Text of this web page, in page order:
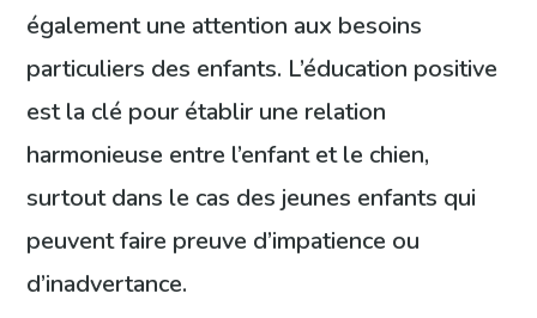
également une attention aux besoins
particuliers des enfants. L’éducation positive
est la clé pour établir une relation
harmonieuse entre l’enfant et le chien,
surtout dans le cas des jeunes enfants qui
peuvent faire preuve d’impatience ou
d’inadvertance.